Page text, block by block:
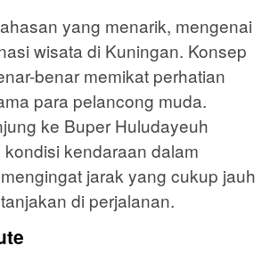
yang menarik, mengenai
wisata di Kuningan. Konsep
benar memikat perhatian
para pelancong muda.
ke Buper Huludayeuh
kendaraan dalam
jarak yang cukup jauh
di perjalanan.